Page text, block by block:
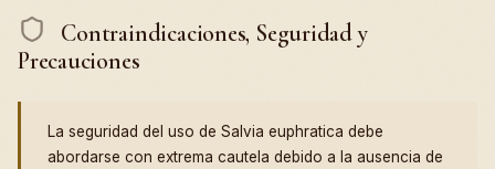
Contraindicaciones, Seguridad y
Precauciones
La seguridad del uso de Salvia euphratica debe
abordarse con extrema cautela debido a la ausencia de